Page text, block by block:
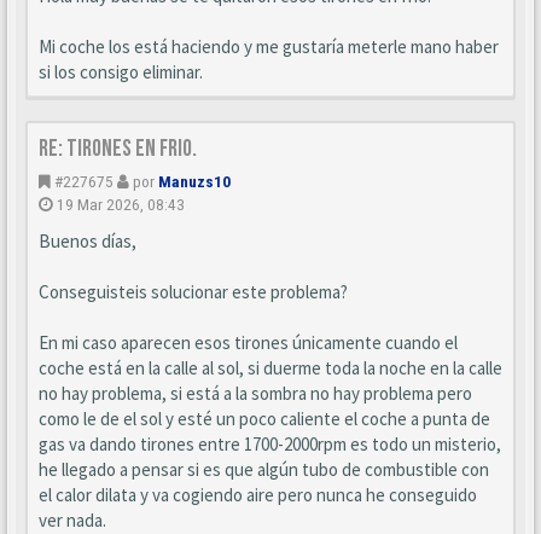
Mi coche los está haciendo y me gustaría meterle mano haber
si los consigo eliminar.
Re: Tirones en frio.
#227675 por Manuzs10
19 Mar 2026, 08:43
Buenos días,
Conseguisteis solucionar este problema?
En mi caso aparecen esos tirones únicamente cuando el
coche está en la calle al sol, si duerme toda la noche en la calle
no hay problema, si está a la sombra no hay problema pero
como le de el sol y esté un poco caliente el coche a punta de
gas va dando tirones entre 1700-2000rpm es todo un misterio,
he llegado a pensar si es que algún tubo de combustible con
el calor dilata y va cogiendo aire pero nunca he conseguido
ver nada.